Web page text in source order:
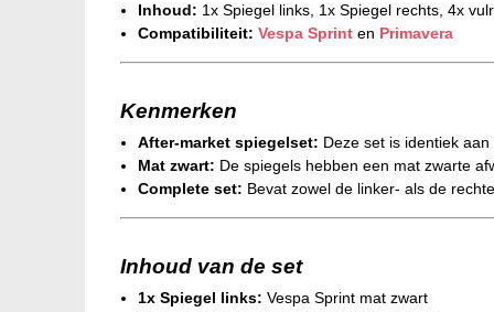
Inhoud: 1x Spiegel links, 1x Spiegel rechts, 4x
Compatibiliteit: Vespa Sprinten Primavera
Kenmerken
After-market spiegelset: Deze set is identiek
Mat zwart: De spiegels hebben een mat zwarte
Complete set: Bevat zowel de linker- als de
Inhoud van de set
1x Spiegel links: Vespa Sprint mat zwart